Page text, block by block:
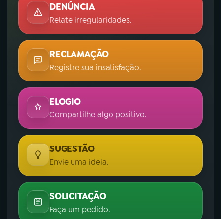
DENÚNCIA
Relate irregularidades.
RECLAMAÇÃO
Registre sua insatisfação.
ELOGIO
Compartilhe algo positivo.
SUGESTÃO
Envie uma ideia.
SOLICITAÇÃO
Faça um pedido.